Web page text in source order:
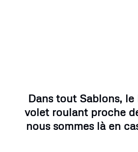
Dans tout Sablons, le
volet roulant proche
nous sommes là en